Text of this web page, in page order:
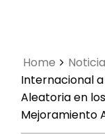
Home
Internacional
Aleatoria en
Mejoramiento